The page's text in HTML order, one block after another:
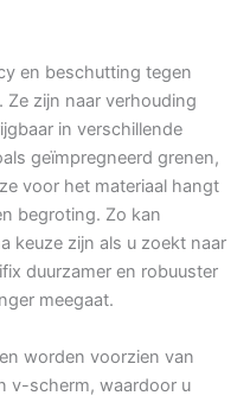
en beschutting tegen
zijn naar verhouding
in verschillende
geïmpregneerd grenen,
voor het materiaal hangt
begroting. Zo kan
keuze zijn als u zoekt naar
duurzamer en robuuster
meegaat.
worden voorzien van
v-scherm, waardoor u